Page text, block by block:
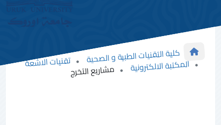
كلية التقنيات الطبية و الصحية تقنيات الاشعة المكتبة الالكترونية مشاريع التخرج